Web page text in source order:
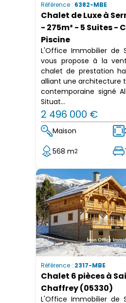
Référence : 6382-MBE
Chalet de Luxe à
- 275m² - 5 Suites -
Piscine
L'Office Immobilier de
vous propose à la
chalet de prestation
alliant une architecture
contemporaine signé
Situat...
2 496 000 €
Maison
568 m2
Référence : 2317-MBE
Chalet 6 pièces à
Chaffrey (05330)
L'Office Immobilier de